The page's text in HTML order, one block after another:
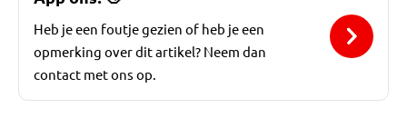
Heb je een foutje gezien of heb je een
opmerking over dit artikel? Neem dan
contact met ons op.